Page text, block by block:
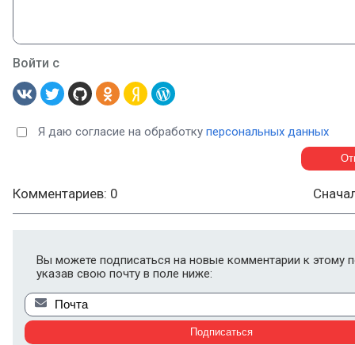
Войти с
Я даю согласие на обработку персональных данных
Комментариев: 0
Вы можете подписаться на новые комментарии к этому
указав свою почту в поле ниже: